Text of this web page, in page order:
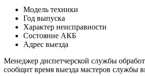
Модель техники
Год выпуска
Характер неисправности
Состояние АКБ
Адрес выезда
Менеджер диспетчерской службы
сообщит время выезда мастеров службы